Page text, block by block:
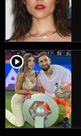
player2